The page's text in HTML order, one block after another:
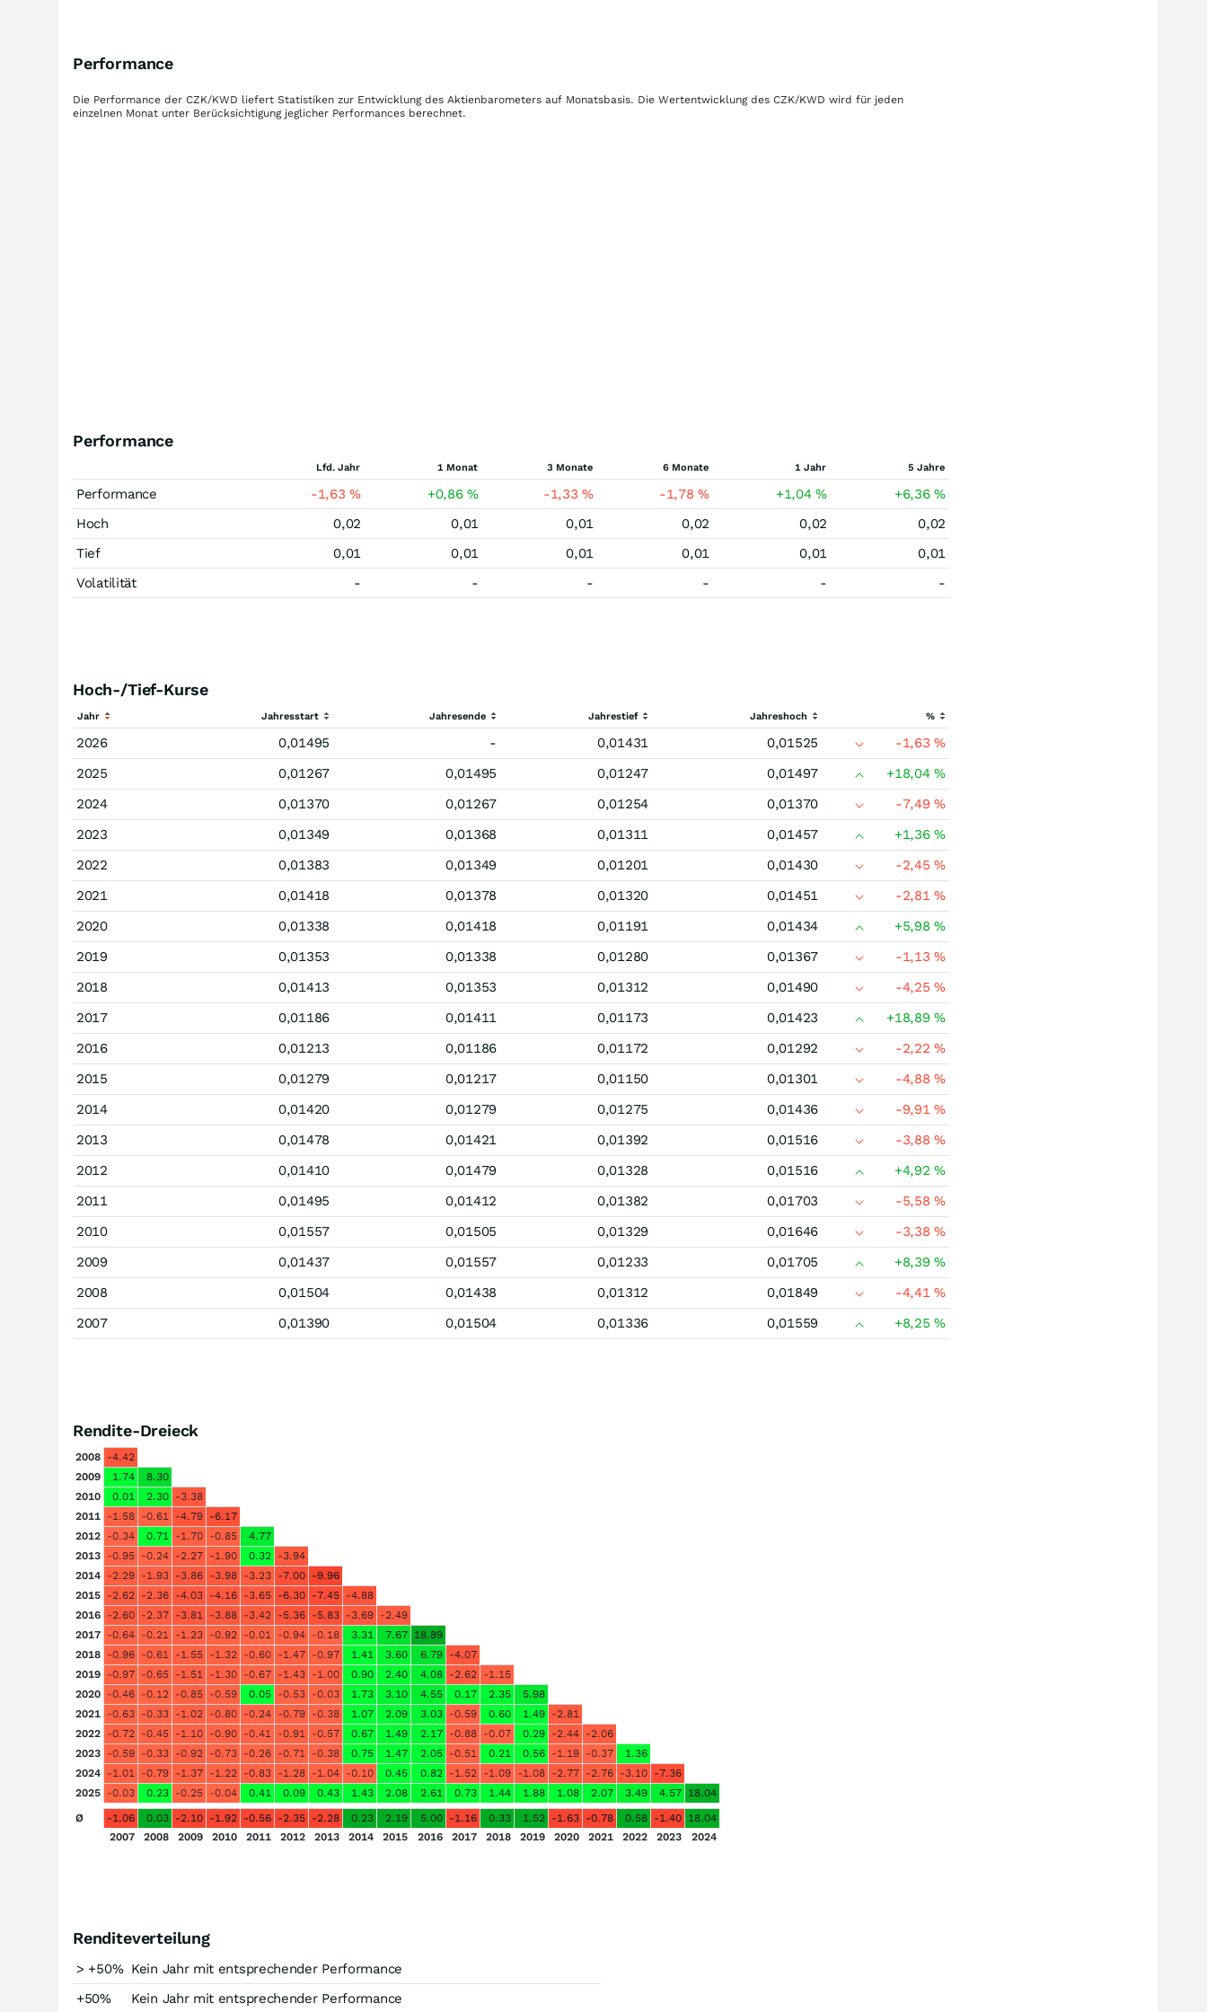
Performance
Die Performance der CZK/KWD liefert Statistiken zur Entwicklung des Aktienbarometers auf Monatsbasis. Die Wertentwicklung des CZK/KWD wird für jeden
einzelnen Monat unter Berücksichtigung jeglicher Performances berechnet.
Performance
Lfd. Jahr 1 Monat 3 Monate 6 Monate 1 Jahr 5 Jahre
Performance -1,63% +0,86% -1,33% -1,78% +1,04% +6,36%
Hoch
0,02 0,01 0,01 0,02 0,02
0,02
Tief
0,01 0,01 0,01 0,01 0,01
0,01
Volatilität
- - - - - -
Hoch-/Tief-Kurse
Jahr Jahresstart Jahresende Jahrestief Jahreshoch %
2026 0,01495 - 0,01431 0,01525 -1,63%
2025
0,01267 0,01495 0,01247 0,01497 +18,04%
2024
0,01370 0,01267 0,01254 0,01370 -7,49%
2023
0,01349 0,01368 0,01311 0,01457 +1,36%
2022
0,01383 0,01349 0,01201 0,01430 -2,45%
2021
0,01418 0,01378 0,01320 0,01451 -2,81%
2020
0,01338 0,01418 0,01191 0,01434 +5,98%
2019
0,01353 0,01338 0,01280 0,01367 -1,13%
2018
0,01413 0,01353 0,01312 0,01490 -4,25%
2017
0,01186 0,01411 0,01173 0,01423 +18,89%
2016
0,01213 0,01186 0,01172 0,01292 -2,22%
2015
0,01279 0,01217 0,01150 0,01301 -4,88%
2014
0,01420 0,01279 0,01275 0,01436 -9,91%
2013
0,01478 0,01421 0,01392 0,01516 -3,88%
2012
0,01410 0,01479 0,01328 0,01516 +4,92%
2011
0,01495 0,01412 0,01382 0,01703 -5,58%
2010
0,01557 0,01505 0,01329 0,01646 -3,38%
2009
0,01437 0,01557 0,01233 0,01705 +8,39%
2008
0,01504 0,01438 0,01312 0,01849 -4,41%
2007
0,01390 0,01504 0,01336 0,01559 +8,25%
Rendite-Dreieck
2008 -4.42
2009
1.74
8.30
2010
0.01 2.30 -3.38
2011 -1.58 -0.61 -4.79 -6.17
2012 -0.34 0.71 -1.70 -0.85
4.77
2013 -0.95 -0.24 -2.27 -1.90 0.32 -3.94
2014 -2.29 -1.93 -3.86 -3.98 -3.23 -7.00 -9.96
2015 -2.62 -2.36 -4.03 -4.16 -3.65 -6.30 -7.45 -4.88
2016 -2.60 -2.37 -3.81 -3.88 -3.42 -5.36 -5.83 -3.69 -2.49
2017 -0.64 -0.21 -1.23 -0.92 -0.01 -0.94 -0.18 3.31 7.67 18.89
2018 -0.96 -0.61 -1.55 -1.32 -0.60 -1.47 -0.97 1.41 3.60 6.79 -4.07
2019 -0.97 -0.65 -1.51 -1.30 -0.67 -1.43 -1.00 0.90 2.40 4.08 -2.62
-1.15
2020 -0.46 -0.12 -0.85 -0.59 0.05 -0.53 -0.03 1.73 3.10 4.55 0.17 2.35
5.98
2021 -0.63 -0.33 -1.02 -0.80 -0.24 -0.79 -0.38 1.07 2.09 3.03 -0.59 0.60 1.49 -2.81
2022 -0.72 -0.45 -1.10 -0.90 -0.41 -0.91 -0.57 0.67 1.49 2.17 -0.88 -0.07 0.29 -2.44 -2.06
2023 -0.59 -0.33 -0.92 -0.73 -0.26 -0.71 -0.38 0.75 1.47 2.05 -0.51 0.21 0.56 -1.19 -0.37
1.36
2024 -1.01 -0.79 -1.37 -1.22 -0.83 -1.28 -1.04 -0.10 0.45 0.82 -1.52 -1.09 -1.08 -2.77 -2.76 -3.10 -7.36
2025 -0.03 0.23 -0.25 -0.04 0.41 0.09 0.43 1.43 2.08 2.61 0.73 1.44 1.88 1.08 2.07 3.49 4.57 18.04
Ø
-1.06 0.03 -2.10 -1.92 -0.56 -2.35 -2.28 0.23 2.19 5.00 -1.16 0.33 1.52 -1.63 -0.78 0.58 -1.40 18.04
2007
2008 2009 2010 2011 2012 2013 2014 2015 2016 2017 2018 2019 2020 2021 2022 2023 2024
Renditeverteilung
> +50% Kein Jahr mit entsprechender Performance
+50%
Kein Jahr mit entsprechender Performance